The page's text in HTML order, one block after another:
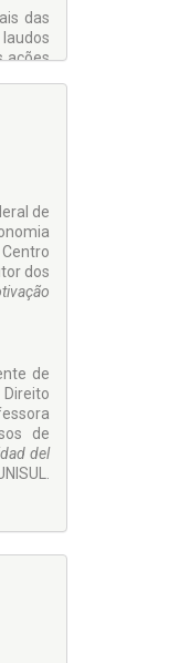
das
ações
de
dos
de
Direito
de
del